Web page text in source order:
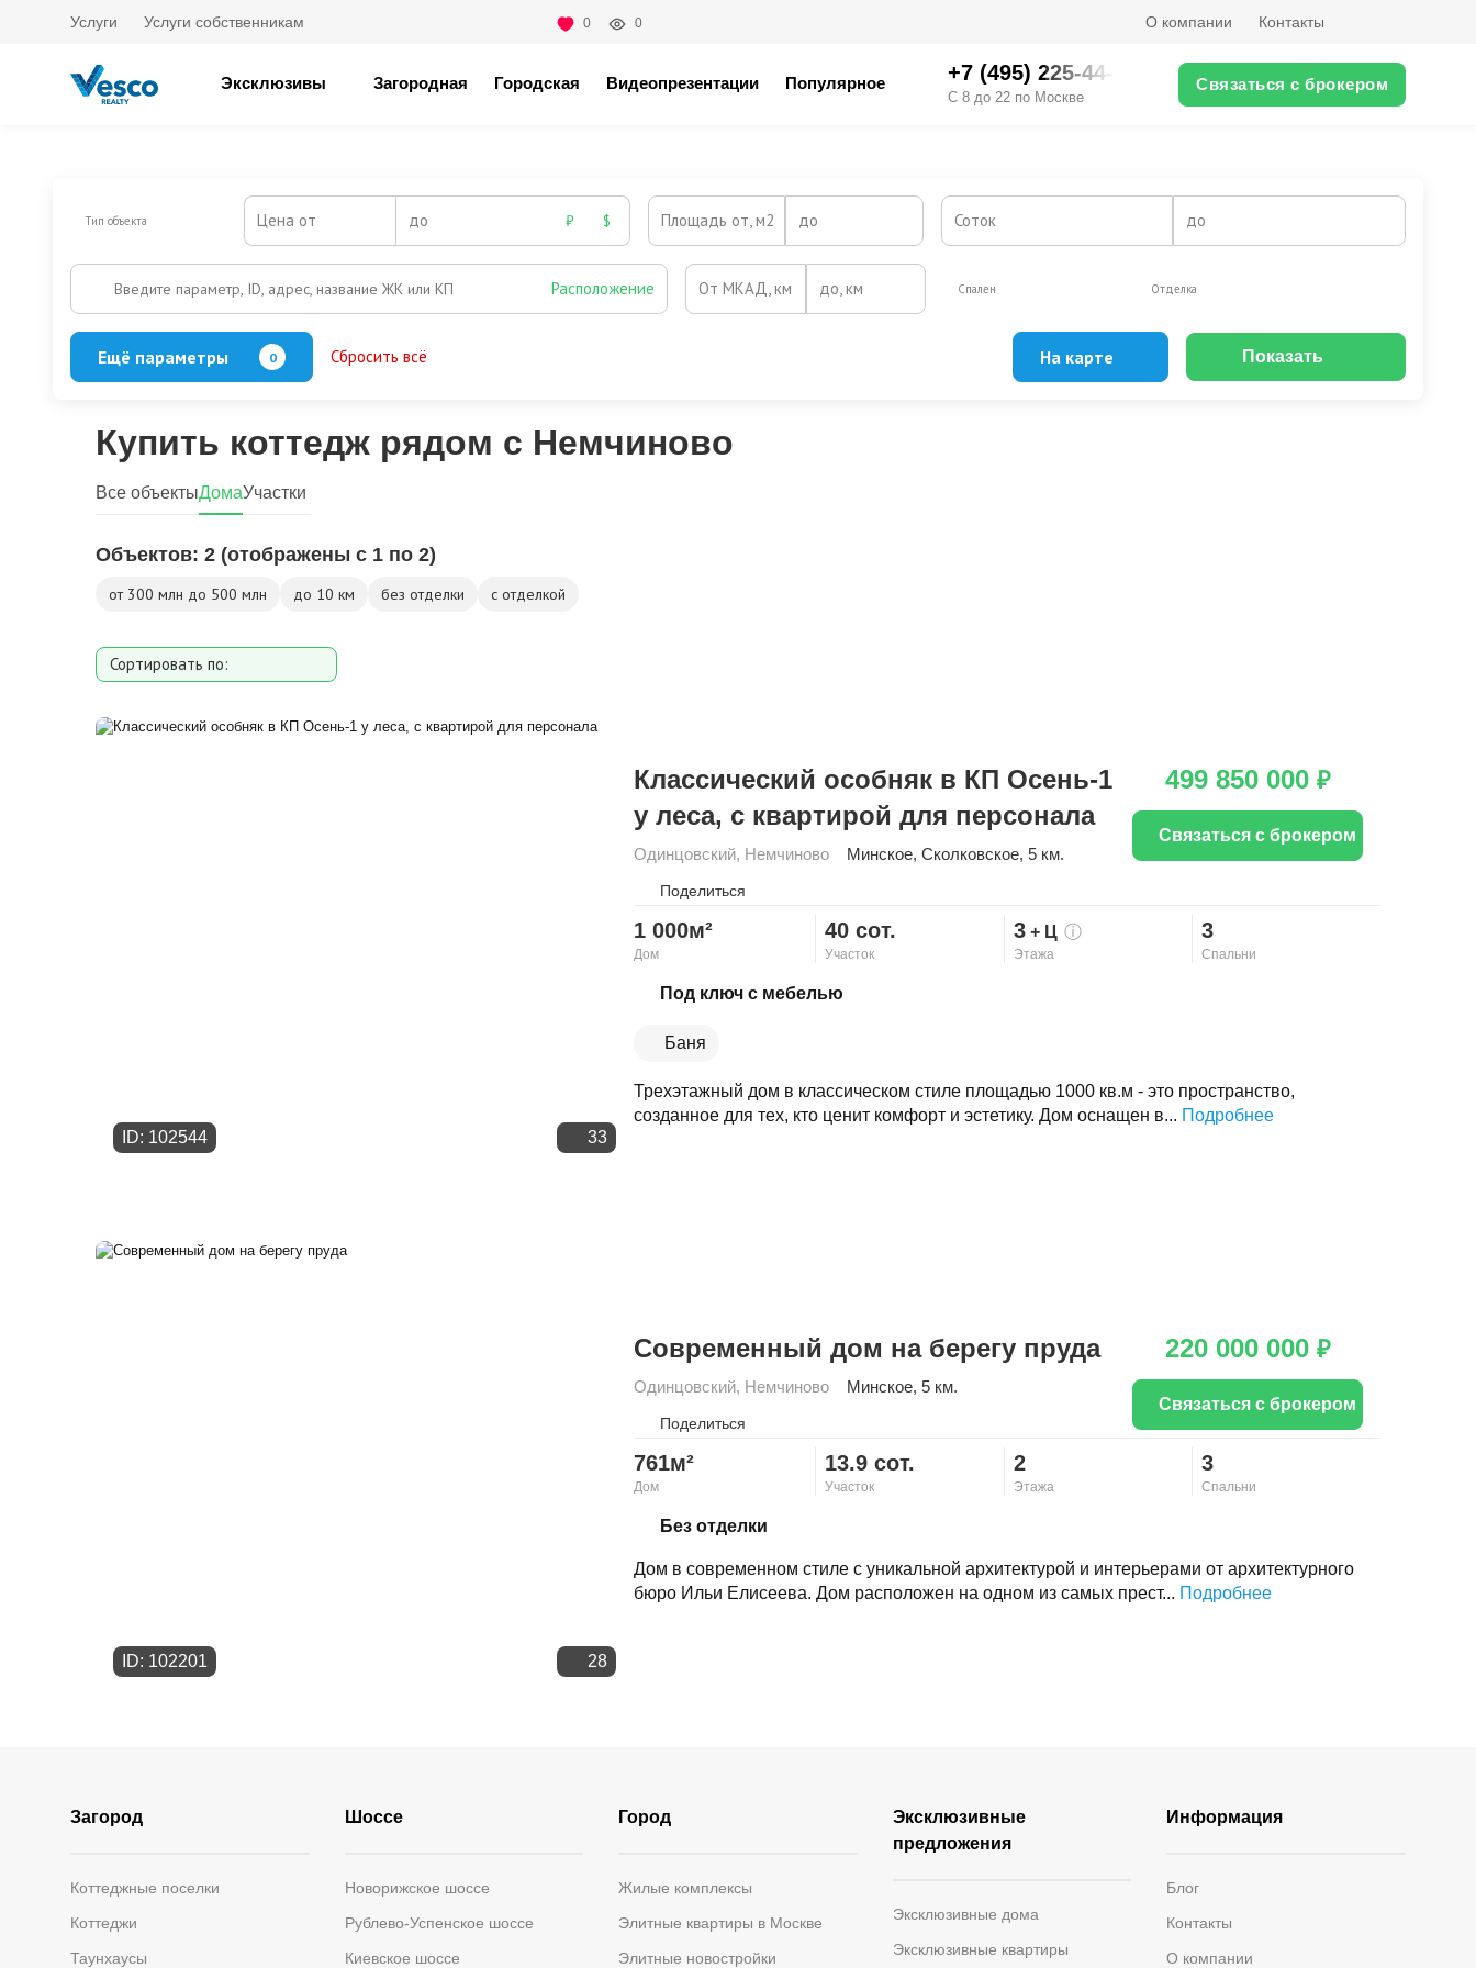
Услуги Услуги собственникам 0 0 О компании Контакты
Эксклюзивы Загородная Городская Видеопрезентации Популярное +7 (495) 225-44-XX
С 8 до 22 по Москве
Связаться с брокером
Тип объекта Цена от до ₽ $ Площадь от, м2 до Соток до
Введите параметр, ID, адрес, название ЖК или КП Расположение От МКАД, км до, км Спален Отделка
Ещё параметры 0 Сбросить всё На карте Показать
Купить коттедж рядом с Немчиново
Объектов: 2 (отображены с 1 по 2)
Все объектыДомаУчастки
от 300 млн до 500 млн до 10 км без отделки с отделкой
Сортировать по:
Площади участка
ID: 102544 33
Классический особняк в КП Осень-1
у леса, с квартирой для персонала
Одинцовский, Немчиново Минское, Сколковское, 5 км.
Поделиться
Скопировать ссылку
1 000м²
Дом
40 сот.
Участок
3+ Ц ⓘ
Этажа
3
Спальни
Под ключ с мебелью
Баня
Трехэтажный дом в классическом стиле площадью 1000 кв.м - это пространство,
созданное для тех, кто ценит комфорт и эстетику. Дом оснащен в... Подробнее
499 850 000 ₽
Связаться с брокером
ID: 102201 28
Современный дом на берегу пруда
Одинцовский, Немчиново Минское, 5 км.
Поделиться
761м²
Дом
13.9 сот.
Участок
2
Этажа
3
Спальни
Без отделки
Дом в современном стиле с уникальной архитектурой и интерьерами от архитектурного
бюро Ильи Елисеева. Дом расположен на одном из самых прест... Подробнее
220 000 000 ₽
Связаться с брокером
Загород
Коттеджные поселки
Коттеджи
Таунхаусы
Шоссе
Новорижское шоссе
Рублево-Успенское шоссе
Киевское шоссе
Город
Жилые комплексы
Элитные квартиры в Москве
Элитные новостройки
Эксклюзивные
предложения
Эксклюзивные дома
Эксклюзивные квартиры
Информация
Блог
Контакты
О компании